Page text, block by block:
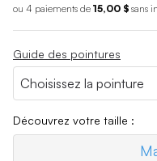
ou 4 paiements de 15,00 $ sans
Guide des pointures
Découvrez votre taille :